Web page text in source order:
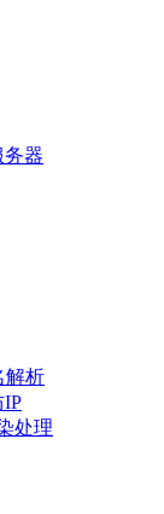
务器
解析
IP
处理